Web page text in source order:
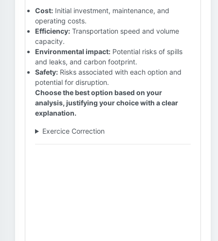
Cost: Initial investment, maintenance, and
operating costs.
Efficiency: Transportation speed and volume
capacity.
Environmental impact: Potential risks of spills
and leaks, and carbon footprint.
Safety: Risks associated with each option and
potential for disruption.
Choose the best option based on your
analysis, justifying your choice with a clear
explanation.
Exercice Correction